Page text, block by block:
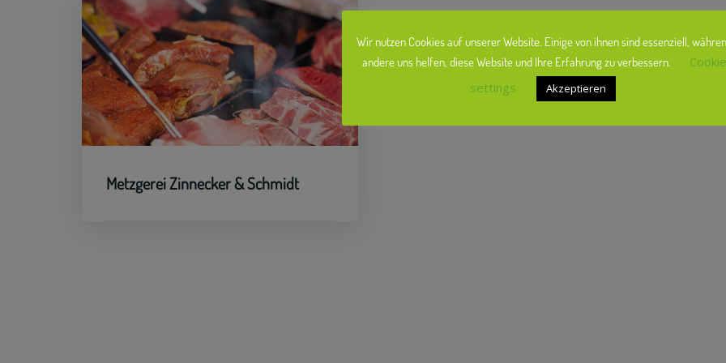
Metzgerei Zinnecker & Schmidt
Wir nutzen Cookies auf unserer Website. Einige von ihnen sind essenziell,
andere uns helfen, diese Website und Ihre Erfahrung zu verbessern.
Cookie
settings
Akzeptieren